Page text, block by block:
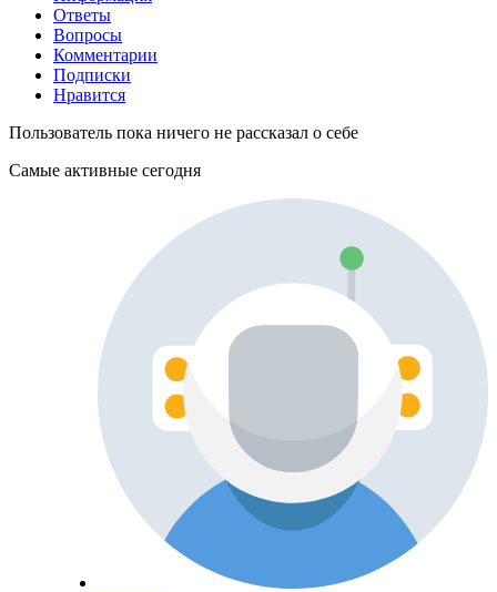
Ответы
Вопросы
Комментарии
Подписки
Нравится
Пользователь пока ничего не рассказал о себе
Самые активные сегодня